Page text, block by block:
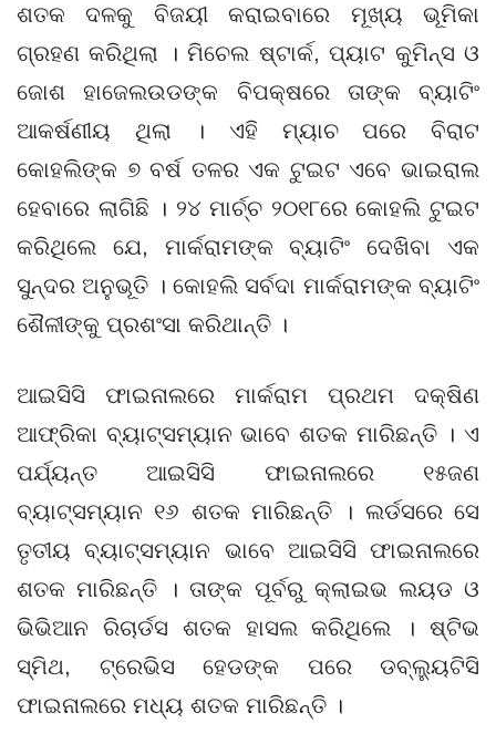
ଶତକ ଦଳକୁ ବିଜୟୀ କରାଇବାରେ ମୂଖ୍ୟ ଭୂମିକା
ଗ୍ରହଣ କରିଥିଲା । ମିଚେଲ ଷ୍ଟାର୍କ, ପ୍ୟାଟ କୁମିନ୍ସ ଓ
ଜୋଶ ହାଜେଲଉଡଙ୍କ ବିପକ୍ଷରେ ତାଙ୍କ ବ୍ୟାଟିଂ
ଆକର୍ଷଣୀୟ ଥିଲା । ଏହି ମ୍ୟାଚ ପରେ ବିରାଟ
କୋହଲିଙ୍କ ୭ ବର୍ଷ ତଳର ଏକ ଟୁଇଟ ଏବେ ଭାଇରାଲ
ହେବାରେ ଲାଗିଛି । ୨୪ ମାର୍ଚ୍ଚ ୨୦୧୮ରେ କୋହଲି ଟୁଇଟ
କରିଥିଲେ ଯେ, ମାର୍କରାମଙ୍କ ବ୍ୟାଟିଂ ଦେଖିବା ଏକ
ସୁନ୍ଦର ଅନୁଭୂତି । କୋହଲି ସର୍ବଦା ମାର୍କରାମଙ୍କ ବ୍ୟାଟିଂ
ଶୈଳୀଙ୍କୁ ପ୍ରଶଂସା କରିଥାନ୍ତି ।
ଆଇସିସି ଫାଇନାଲରେ ମାର୍କରାମ ପ୍ରଥମ ଦକ୍ଷିଣ
ଆଫ୍ରିକା ବ୍ୟାଟ୍ସମ୍ୟାନ ଭାବେ ଶତକ ମାରିଛନ୍ତି । ଏ
ପର୍ଯ୍ୟନ୍ତ ଆଇସିସି ଫାଇନାଲରେ ୧୫ଜଣ
ବ୍ୟାଟ୍ସମ୍ୟାନ ୧୬ ଶତକ ମାରିଛନ୍ତି । ଲର୍ଡସରେ ସେ
ତୃତୀୟ ବ୍ୟାଟ୍ସମ୍ୟାନ ଭାବେ ଆଇସିସି ଫାଇନାଲରେ
ଶତକ ମାରିଛନ୍ତି । ତାଙ୍କ ପୂର୍ବରୁ କ୍ଲାଇଭ ଲୟଡ ଓ
ଭିଭିଆନ ରିଚାର୍ଡସ ଶତକ ହାସଲ କରିଥିଲେ । ଷ୍ଟିଭ
ସ୍ମିଥ, ଟ୍ରେଭିସ ହେଡଙ୍କ ପରେ ଡବ୍ଲ୍ୟୁଟିସି
ଫାଇନାଲରେ ମଧ୍ୟ ଶତକ ମାରିଛନ୍ତି ।